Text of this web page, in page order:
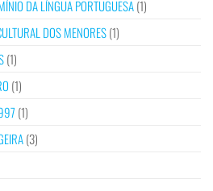
DA LÍNGUA PORTUGUESA(1)
DOS MENORES(1)
(1)
(1)
(1)
(3)